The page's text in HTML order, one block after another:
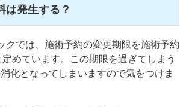
は発生する？
クでは、施術予約の変更期限を施術予約
めています。この期限を過ぎてしまう
化となってしまいますので気をつけま